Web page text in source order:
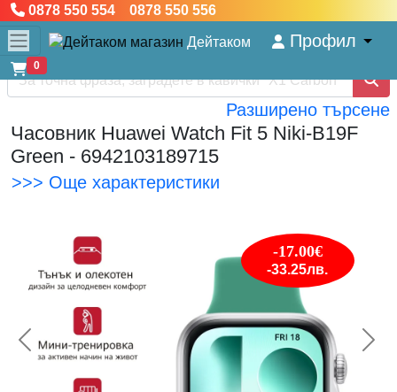
0878 550 554 0878 550 556
Дейтаком Профил
0
Разширено търсене
Часовник Huawei Watch Fit 5 Niki-B19F
Green - 6942103189715
>>> Още характеристики
-17.00€
-33.25лв.
<< Предишна